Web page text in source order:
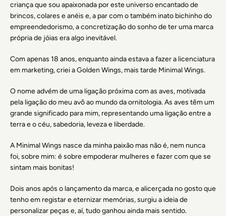
criança que sou apaixonada por este universo encantado de
brincos, colares e anéis e, a par com o também inato bichinho do
empreendedorismo, a concretização do sonho de ter uma marca
própria de jóias era algo inevitável.
Com apenas 18 anos, enquanto ainda estava a fazer a licenciatura
em marketing, criei a Golden Wings, mais tarde Minimal Wings.
O nome advém de uma ligação próxima com as aves, motivada
pela ligação do meu avô ao mundo da ornitologia. As aves têm um
grande significado para mim, representando uma ligação entre a
terra e o céu, sabedoria, leveza e liberdade.
A Minimal Wings nasce da minha paixão mas não é, nem nunca
foi, sobre mim: é sobre empoderar mulheres e fazer com que se
sintam mais bonitas!
Dois anos após o lançamento da marca, e alicerçada no gosto que
tenho em registar e eternizar memórias, surgiu a ideia de
personalizar peças e, aí, tudo ganhou ainda mais sentido.